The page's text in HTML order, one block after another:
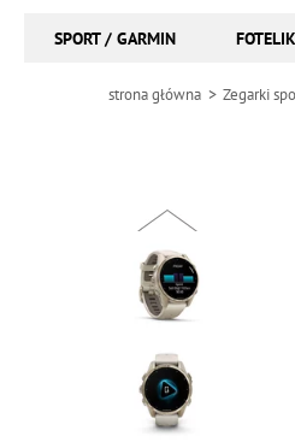
SPORT / GARMIN
strona główna Zegarki